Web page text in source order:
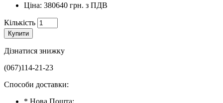
Ціна: 380640 грн. з ПДВ
Кількість
Купити
Дізнатися знижку
(067)114-21-23
Способи доставки:
* Нова Пошта;